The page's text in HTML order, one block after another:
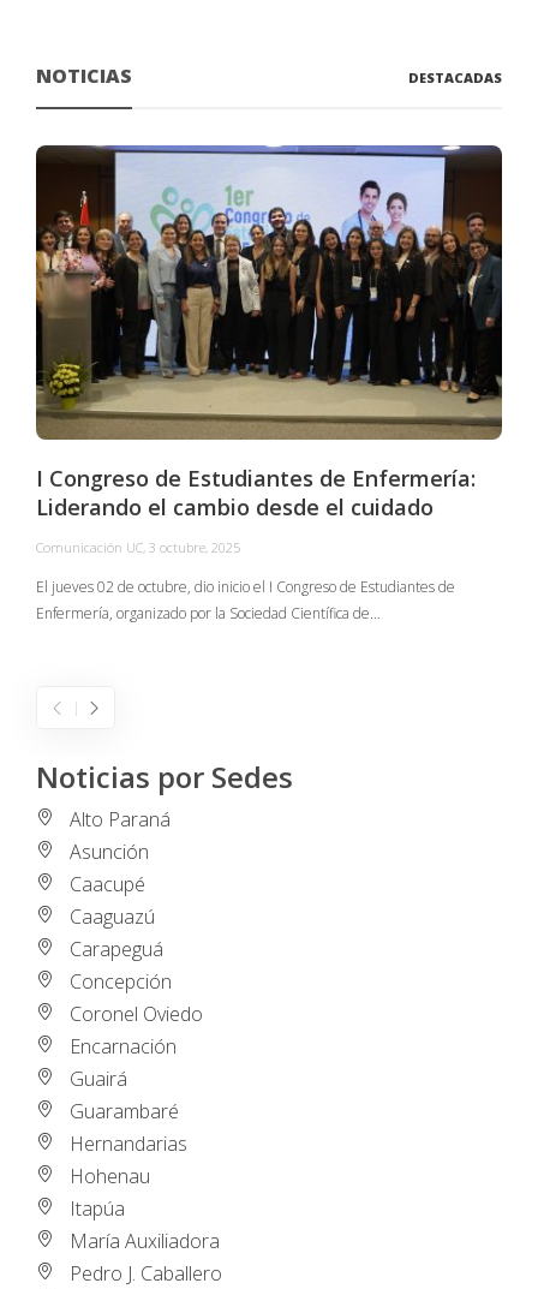
NOTICIAS DESTACADAS
I Congreso de Estudiantes de Enfermería:
Liderando el cambio desde el cuidado
Comunicación UC, 3 octubre, 2025
El jueves 02 de octubre, dio inicio el I Congreso de Estudiantes de
Enfermería, organizado por la Sociedad Científica de…
Noticias por Sedes
Alto Paraná
Asunción
Caacupé
Caaguazú
Carapeguá
Concepción
Coronel Oviedo
Encarnación
Guairá
Guarambaré
Hernandarias
Hohenau
Itapúa
María Auxiliadora
Pedro J. Caballero